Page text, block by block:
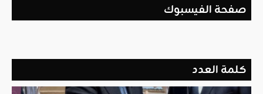
صفحة الفيسبوك
كلمة العدد